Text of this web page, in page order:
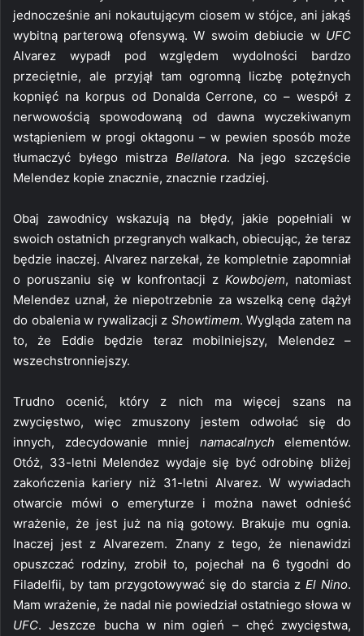
jednocześnie ani nokautującym ciosem w stójce, ani jakąś
wybitną parterową ofensywą. W swoim debiucie w UFC
Alvarez wypadł pod względem wydolności bardzo
przeciętnie, ale przyjął tam ogromną liczbę potężnych
kopnięć na korpus od Donalda Cerrone, co – wespół z
nerwowością spowodowaną od dawna wyczekiwanym
wstąpieniem w progi oktagonu – w pewien sposób może
tłumaczyć byłego mistrza Bellatora. Na jego szczęście
Melendez kopie znacznie, znacznie rzadziej.
Obaj zawodnicy wskazują na błędy, jakie popełniali w
swoich ostatnich przegranych walkach, obiecując, że teraz
będzie inaczej. Alvarez narzekał, że kompletnie zapomniał
o poruszaniu się w konfrontacji z Kowbojem, natomiast
Melendez uznał, że niepotrzebnie za wszelką cenę dążył
do obalenia w rywalizacji z Showtimem. Wygląda zatem na
to, że Eddie będzie teraz mobilniejszy, Melendez –
wszechstronniejszy.
Trudno ocenić, który z nich ma więcej szans na
zwycięstwo, więc zmuszony jestem odwołać się do
innych, zdecydowanie mniej namacalnych elementów.
Otóż, 33-letni Melendez wydaje się być odrobinę bliżej
zakończenia kariery niż 31-letni Alvarez. W wywiadach
otwarcie mówi o emeryturze i można nawet odnieść
wrażenie, że jest już na nią gotowy. Brakuje mu ognia.
Inaczej jest z Alvarezem. Znany z tego, że nienawidzi
opuszczać rodziny, zrobił to, pojechał na 6 tygodni do
Filadelfii, by tam przygotowywać się do starcia z El Nino.
Mam wrażenie, że nadal nie powiedział ostatniego słowa w
UFC. Jeszcze bucha w nim ogień – chęć zwycięstwa,